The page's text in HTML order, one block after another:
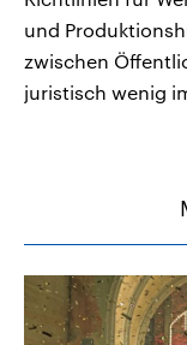
und
zwischen
juristisch wenig